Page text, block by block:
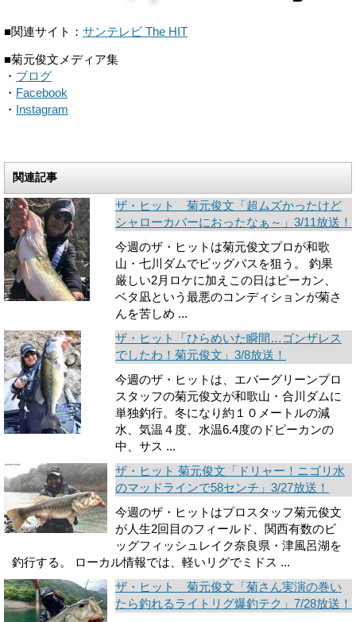
■関連サイト： サンテレビ The HIT
■菊元俊文メディア集
・ ブログ
・ Facebook
・
Instagram
関連記事
ザ・ヒット 菊元俊文「超ムズかったけど
シャローカバーにおったなぁ～」3/11放送！
今週のザ・ヒットは菊元俊文プロが和歌
山・七川ダムでビッグバスを狙う。 釣果
厳しい2月ロケに加えこの日はピーカン、
ベタ凪という最悪のコンディションが菊さ
んを苦しめ ...
ザ・ヒット「ひらめいた瞬間…ゴンザレス
でしたわ！菊元俊文」3/8放送！
今週のザ・ヒットは、エバーグリーンプロ
スタッフの菊元俊文が和歌山・合川ダムに
単独釣行。冬になり約１０メートルの減
水、気温４度、水温6.4度のドピーカンの
中、サス ...
ザ・ヒット 菊元俊文「ドリャー！ニゴリ水
のマッドラインで58センチ」3/27放送！
今週のザ・ヒットはプロスタッフ菊元俊文
が人生2回目のフィールド、関西有数のビ
ッグフィッシュレイク奈良県・津風呂湖を
釣行する。 ローカル情報では、軽いリグでミドス ...
ザ・ヒット 菊元俊文「菊さん実演の巻い
たら釣れるライトリグ爆釣テク」7/28放送！